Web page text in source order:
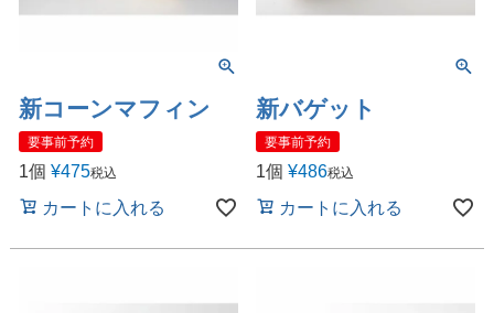
新コーンマフィン
要事前予約
1個 ¥475税込
カートに入れる
新バゲット
要事前予約
1個 ¥486税込
カートに入れる